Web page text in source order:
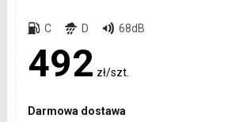
C D 68dB
492 zł/szt.
Darmowa dostawa